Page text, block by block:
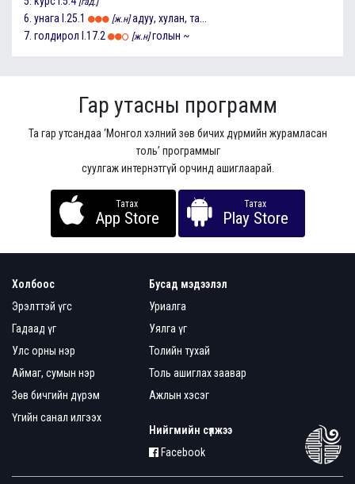
6. унага I.25.1 [ж.н] адуу, хулан, та...
7. голдирол I.17.2 [ж.н] голын ~
Гар утасны программ
Та гар утсандаа ‘Монгол хэлний зөв бичих дүрмийн журамласан
толь’ программыг
суулгаж интернэтгүй орчинд ашиглаарай.
Татах
App Store
Татах
Play Store
Холбоос
Эрэлттэй үгс
Гадаад үг
Улс орны нэр
Аймаг, сумын нэр
Зөв бичгийн дүрэм
Үгийн санал илгээх
Бусад мэдээлэл
Уриалга
Уялга үг
Толийн тухай
Толь ашиглах заавар
Ажлын хэсэг
Нийгмийн сүлжээ
Facebook